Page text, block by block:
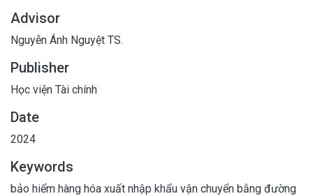
Advisor
Nguyễn Ánh Nguyệt TS.
Publisher
Học viện Tài chính
Date
2024
Keywords
bảo hiểm hàng hóa xuất nhập khẩu vận chuyển bằng đường